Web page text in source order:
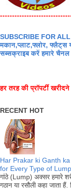
SUBSCRIBE FOR
मकान,प्लाट,फ्लोर, फ्लैट्स
सब्सक्राइब करें हमारे चैनल
हर तरह की प्रॉपर्टी
RECENT HOT
Har Prakar ki Ganth ka
for Every Type of
गांठे (Lump) अक्सर हमारे
गठान या रसौली कहा जाता